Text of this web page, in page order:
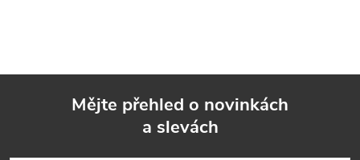
Mějte přehled o novinkách
a slevách